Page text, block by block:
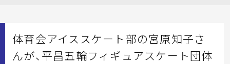
体育会アイススケート部の宮原知子さ
んが、平昌五輪フィギュアスケート団体